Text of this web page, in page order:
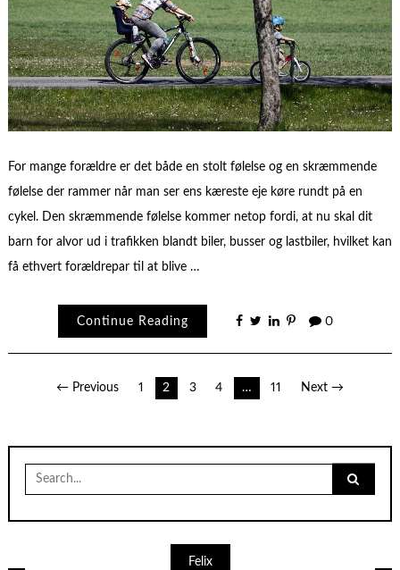
For mange forældre er det både en stolt følelse og en skræmmende
følelse der rammer når man ser ens kæreste eje køre rundt på en
cykel. Den skræmmende følelse kommer netop fordi, at nu skal dit
barn for alvor ud i trafikken blandt biler, busser og lastbiler, hvilket kan
få ethvert forældrepar til at blive …
Continue Reading 0
Indlægsinddeling
← Previous 1 2 3 4 … 11 Next →
for:
Felix